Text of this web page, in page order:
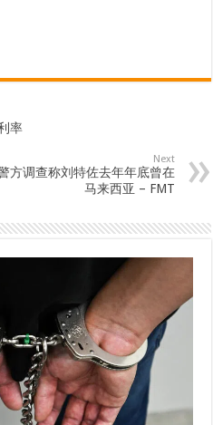
率
Next
方调查称刘特佐去年年底曾在
马来西亚 – FMT